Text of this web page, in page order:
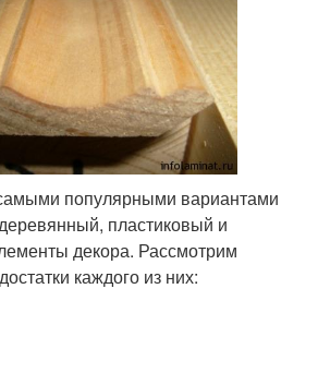
популярными вариантами
пластиковый и
декора. Рассмотрим
каждого из них: